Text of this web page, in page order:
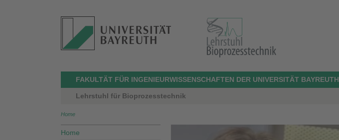
FAKULTÄT FÜR INGENIEURWISSENSCHAFTEN DER UNIVERSITÄT BAYREUTH
Lehrstuhl für Bioprozesstechnik
Home
Home